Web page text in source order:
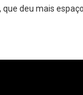
deu mais